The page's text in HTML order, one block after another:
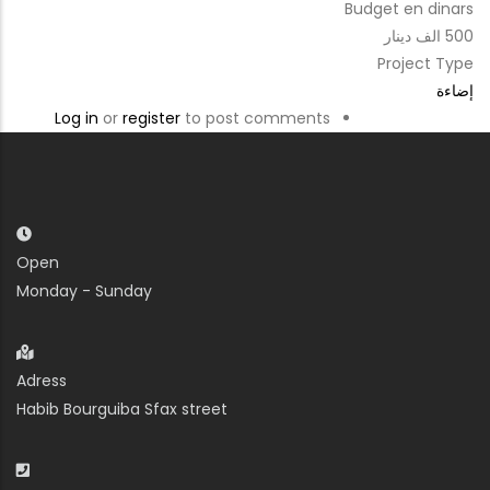
Budget en dinars
500 الف دينار
Project Type
إضاءة
Log in or register to post comments
Open
Monday - Sunday
Adress
Habib Bourguiba Sfax street